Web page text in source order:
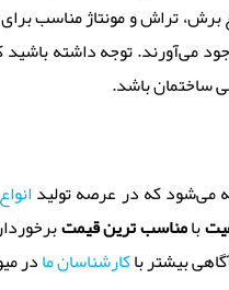
برش، تراش و مونتاژ مناسب
می‌آورند. توجه داشته
ساختمان باشد.
می‌شود که در عرصه تولید
بامناسب ترین قیمت
بیشتر باکارشناسان ما در